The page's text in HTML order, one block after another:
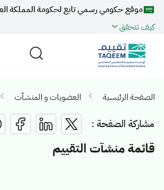
موقع حكومي رسمي تابع لحكومة المملكة
كيف تتحقق
الصفحة الرئيسية العضويات و المنشآت
مشاركة الصفحة :
قائمة منشآت التقييم